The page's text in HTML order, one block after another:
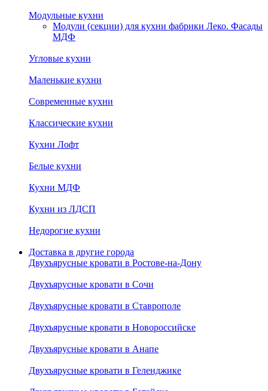
Модульные кухни
Модули (секции) для кухни фабрики Леко. Фасады
МДФ
Угловые кухни
Маленькие кухни
Современные кухни
Классические кухни
Кухни Лофт
Белые кухни
Кухни МДФ
Кухни из ЛДСП
Недорогие кухни
Доставка в другие города
Двухъярусные кровати в Ростове-на-Дону
Двухъярусные кровати в Сочи
Двухъярусные кровати в Ставрополе
Двухъярусные кровати в Новороссийске
Двухъярусные кровати в Анапе
Двухъярусные кровати в Геленджике